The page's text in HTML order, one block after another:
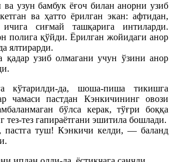
узун бамбук ёғоч билан анорни узиб
ва ҳатто ёрилган экан: афтидан,
ичига сиғмай ташқарига интиларди.
полига қўйди. Ёрилган жойидаги анор
ялтирарди.
қадар узиб олмагани учун ўзини анор
кўтарилди-да, шоша-пиша тикишга
чамаси пастдан Кэнкичининг овози
бўлса керак, тўғри боққа
тез-тез гапираётгани эшитила бошлади.
туш! Кэнкичи келди, — баланд